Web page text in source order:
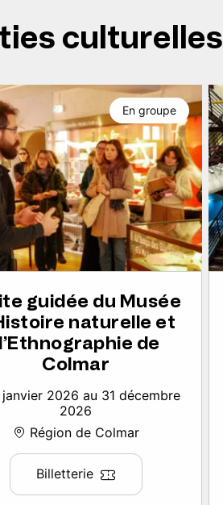
culturelles
guidée du Musée
naturelle et
de
Colmar
janvier 2026 au 31 décembre
2026
Région de Colmar
Billetterie
En groupe